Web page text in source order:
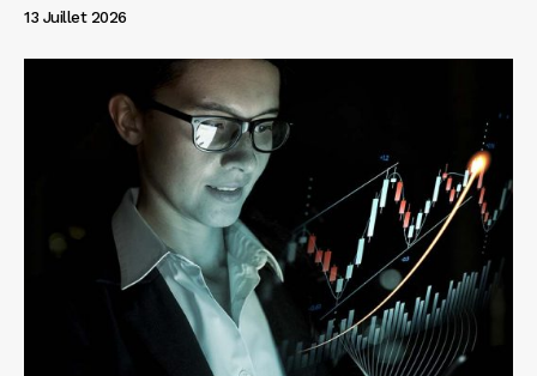
13 Juillet 2026